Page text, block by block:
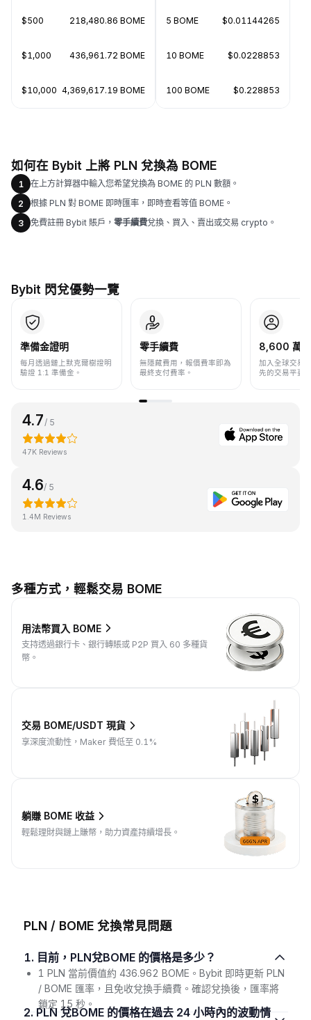
$500 218,480.86 BOME
$1,000 436,961.72 BOME
$10,000 4,369,617.19 BOME
5 BOME $0.01144265
10 BOME $0.0228853
100 BOME $0.228853
如何在 Bybit 上將 PLN 兌換為 BOME
1
在上方計算器中輸入您希望兌換為 BOME 的 PLN 數額。
2
根據 PLN 對 BOME 即時匯率，即時查看等值 BOME。
3
免費註冊 Bybit 賬戶， 零手續費兌換、買入、賣出或交易 crypto。
Bybit 閃兌優勢一覽
準備金證明
每月透過鏈上默克爾樹證明
驗證 1:1 準備金。
零手續費
無隱藏費用，報價費率即為
最終支付費率。
8,600 萬+
加入全球交易
先的交易平臺
4.7/ 5
47K Reviews
4.6/ 5
1.4M Reviews
多種方式，輕鬆交易 BOME
用法幣買入 BOME
支持透過銀行卡、銀行轉賬或 P2P 買入 60 多種貨
幣。
交易 BOME/USDT 現貨
享深度流動性，Maker 費低至 0.1%
躺賺 BOME 收益
輕鬆理財與鏈上賺幣，助力資產持續增長。
PLN / BOME 兌換常見問題
1. 目前，PLN兌BOME 的價格是多少？
1 PLN 當前價值約 436.962 BOME。Bybit 即時更新 PLN
/ BOME 匯率，且免收兌換手續費。確認兌換後，匯率將
鎖定 15 秒。
2. PLN 兌BOME 的價格在過去 24 小時內的波動情